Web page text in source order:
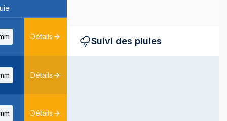
Détails
Détails
Détails
Suivi des pluies